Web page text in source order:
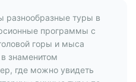
разнообразные туры в
программы с
горы и мыса
знаменитом
где можно увидеть